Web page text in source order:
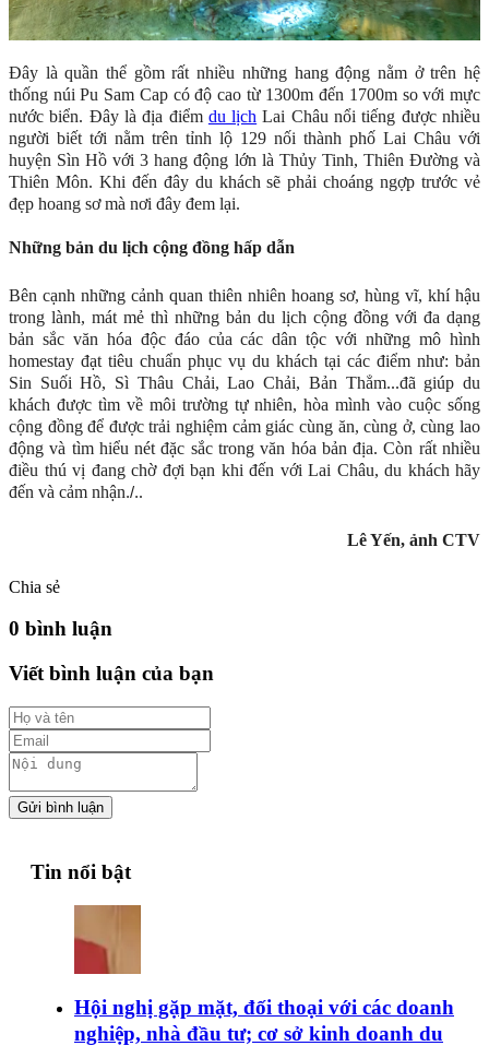
Đây là quần thể gồm rất nhiều những hang động nằm ở trên hệ
thống núi Pu Sam Cap có độ cao từ 1300m đến 1700m so với mực
nước biển. Đây là địa điểm du lịch Lai Châu nổi tiếng được nhiều
người biết tới nằm trên tỉnh lộ 129 nối thành phố Lai Châu với
huyện Sìn Hồ với 3 hang động lớn là Thủy Tinh, Thiên Đường và
Thiên Môn. Khi đến đây du khách sẽ phải choáng ngợp trước vẻ
đẹp hoang sơ mà nơi đây đem lại.
Những bản du lịch cộng đồng hấp dẫn
Bên cạnh những cảnh quan thiên nhiên hoang sơ, hùng vĩ, khí hậu
trong lành, mát mẻ thì những bản du lịch cộng đồng với đa dạng
bản sắc văn hóa độc đáo của các dân tộc với những mô hình
homestay đạt tiêu chuẩn phục vụ du khách tại các điểm như: bản
Sin Suối Hồ, Sì Thâu Chải, Lao Chải, Bản Thẳm...đã giúp du
khách được tìm về môi trường tự nhiên, hòa mình vào cuộc sống
cộng đồng để được trải nghiệm cảm giác cùng ăn, cùng ở, cùng lao
động và tìm hiểu nét đặc sắc trong văn hóa bản địa. Còn rất nhiều
điều thú vị đang chờ đợi bạn khi đến với Lai Châu, du khách hãy
đến và cảm nhận./..
Lê Yến, ảnh CTV
Chia sẻ
0 bình luận
Viết bình luận của bạn
Gửi bình luận
Tin nổi bật
Hội nghị gặp mặt, đối thoại với các doanh
nghiệp, nhà đầu tư; cơ sở kinh doanh du